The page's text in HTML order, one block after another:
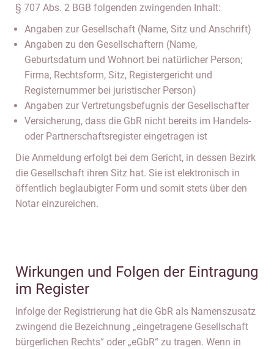
§ 707 Abs. 2 BGB folgenden zwingenden Inhalt:
Angaben zur Gesellschaft (Name, Sitz und Anschrift)
Angaben zu den Gesellschaftern (Name,
Geburtsdatum und Wohnort bei natürlicher Person;
Firma, Rechtsform, Sitz, Registergericht und
Registernummer bei juristischer Person)
Angaben zur Vertretungsbefugnis der Gesellschafter
Versicherung, dass die GbR nicht bereits im Handels-
oder Partnerschaftsregister eingetragen ist
Die Anmeldung erfolgt bei dem Gericht, in dessen Bezirk
die Gesellschaft ihren Sitz hat. Sie ist elektronisch in
öffentlich beglaubigter Form und somit stets über den
Notar einzureichen.
Wirkungen und Folgen der Eintragung
im Register
Infolge der Registrierung hat die GbR als Namenszusatz
zwingend die Bezeichnung „eingetragene Gesellschaft
bürgerlichen Rechts“ oder „eGbR“ zu tragen. Wenn in